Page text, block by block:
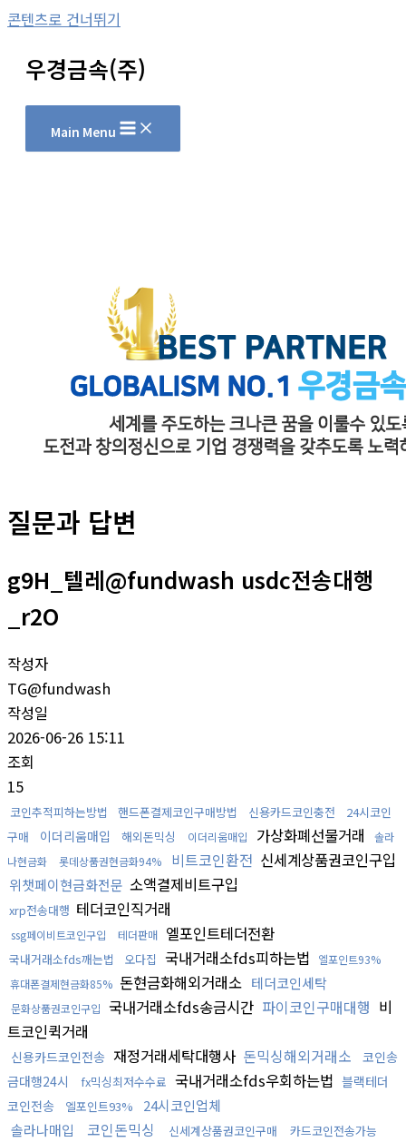
콘텐츠로 건너뛰기
우경금속(주)
Main Menu
질문과 답변
g9H_텔레@fundwash usdc전송대행
_r2O
작성자
TG@fundwash
작성일
2026-06-26 15:11
조회
15
코인추적피하는방법 핸드폰결제코인구매방법 신용카드코인충전
24시코인
구매
이더리움매입 해외돈믹싱 이더리움매입 가상화폐선물거래
솔라
나현금화
롯데상품권현금화94% 비트코인환전 신세계상품권코인구입
위챗페이현금화전문 소액결제비트구입
xrp전송대행 테더코인직거래
ssg페이비트코인구입 테더판매 엘포인트테더전환
국내거래소fds깨는법 오다집 국내거래소fds피하는법
엘포인트93%
휴대폰결제현금화85% 돈현금화해외거래소 테더코인세탁
문화상품권코인구입 국내거래소fds송금시간 파이코인구매대행 비
트코인퀵거래
신용카드코인전송 재정거래세탁대행사 돈믹싱해외거래소
코인송
금대행24시
fx믹싱최저수수료 국내거래소fds우회하는법 블랙테더
코인전송
엘포인트93%
24시코인업체
솔라나매입
코인돈믹싱 신세계상품권코인구매 카드코인전송가능